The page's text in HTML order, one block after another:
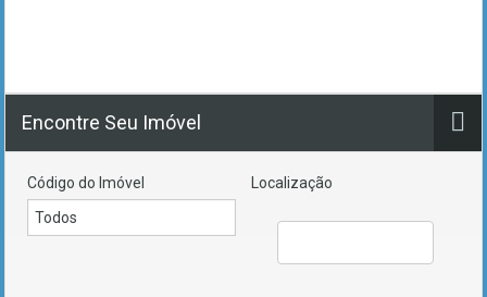
Encontre Seu Imóvel
Código do Imóvel Localização